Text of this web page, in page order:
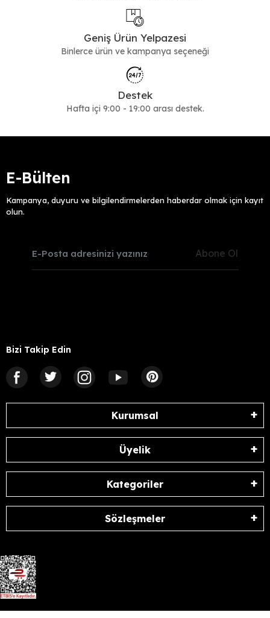
Geniş Ürün Yelpazesi
Binlerce ürün ve kampanya seçeneği
Destek
Hafta içi 9:00 - 19:00 arası destek.
E-Bülten
Kampanya, duyuru ve bilgilendirmelerden haberdar olmak için kayıt
olun.
Abone Ol
Bizi Takip Edin
Kurumsal
Üyelik
Kategoriler
Sözleşmeler